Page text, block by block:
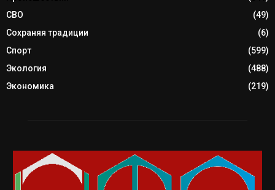
СВО
(49)
Сохраняя традиции
(6)
Спорт
(599)
Экология
(488)
Экономика
(219)